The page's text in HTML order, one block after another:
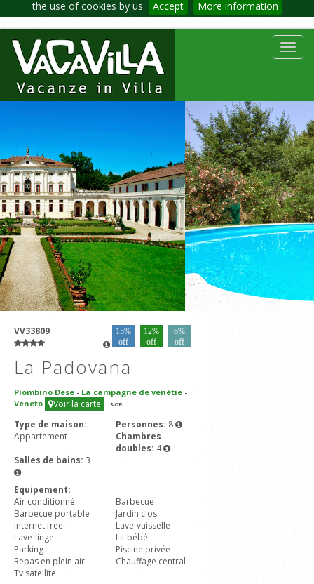
the use of cookies by us Accept More information
VV33809
15%
off
12%
off
6%
off
La Padovana
Piombino Dese - La campagne de vénétie -
Veneto
Voir la carte 3-OR
Type de maison:
Appartement
Personnes: 8
Chambres
doubles: 4
Salles de bains: 3
Equipement:
Air conditionné
Barbecue
Barbecue portable
Jardin clos
Internet free
Lave-vaisselle
Lave-linge
Lit bébé
Parking
Piscine privée
Repas en plein air
Chauffage central
Tv satellite